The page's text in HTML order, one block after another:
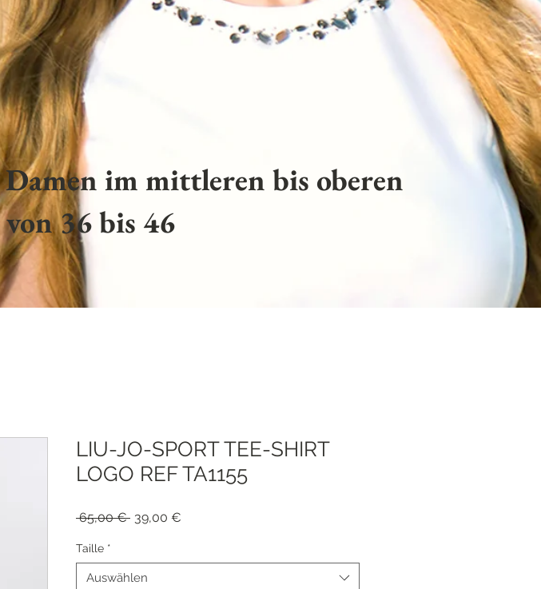
im mittleren bis oberen
36 bis 46
LIU-JO-SPORT TEE-SHIRT
LOGO REF TA1155
65,00 € Standardpreis
39,00 €
Taille *
Auswählen